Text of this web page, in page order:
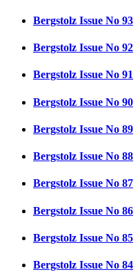
Bergstolz Issue No 93
Bergstolz Issue No 92
Bergstolz Issue No 91
Bergstolz Issue No 90
Bergstolz Issue No 89
Bergstolz Issue No 88
Bergstolz Issue No 87
Bergstolz Issue No 86
Bergstolz Issue No 85
Bergstolz Issue No 84